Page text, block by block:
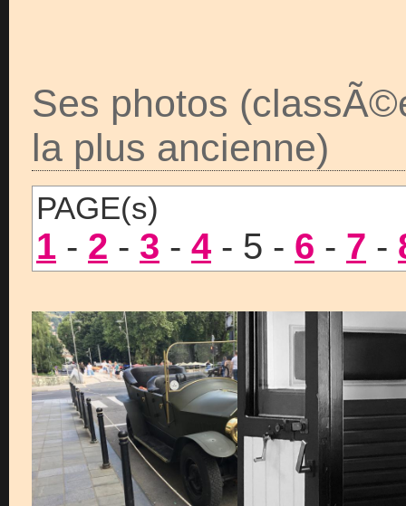
Ses photos
la plus ancienne)
PAGE(s)
1 - 2 - 3 - 4 - 5 - 6 - 7 -